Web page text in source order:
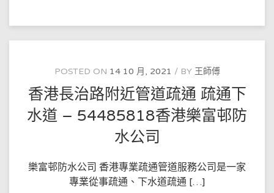
通
接
疏
通
務
–
54485818
香
防
水
公
司
POSTED ON 14 10 月, 2021 BY 王師傅
香港長治路附近管道疏通 疏通下
水道 – 54485818香港樂富邨防
水公司
樂富邨防水公司 香港專業疏通管道服務公司是一家
專業從事疏通、下水道疏通 […]